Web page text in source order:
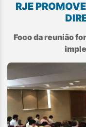
RJE
Foco da reunião